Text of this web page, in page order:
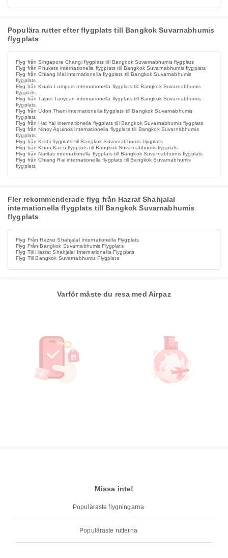
Populära rutter efter flygplats till Bangkok Suvarnabhumis
flygplats
Flyg från Singapore Changi flygplats till Bangkok Suvarnabhumis flygplats
Flyg från Phukets internationella flygplats till Bangkok Suvarnabhumis flygplats
Flyg från Chiang Mai internationella flygplats till Bangkok Suvarnabhumis
flygplats
Flyg från Kuala Lumpurs internationella flygplats till Bangkok Suvarnabhumis
flygplats
Flyg från Taipei Taoyuan internationella flygplats till Bangkok Suvarnabhumis
flygplats
Flyg från Udon Thani internationella flygplats till Bangkok Suvarnabhumis
flygplats
Flyg från Hat Yai internationella flygplats till Bangkok Suvarnabhumis flygplats
Flyg från Ninoy Aquinos internationella flygplats till Bangkok Suvarnabhumis
flygplats
Flyg från Krabi flygplats till Bangkok Suvarnabhumis flygplats
Flyg från Khon Kaen flygplats till Bangkok Suvarnabhumis flygplats
Flyg från Naritas internationella flygplats till Bangkok Suvarnabhumis flygplats
Flyg från Chiang Rai internationella flygplats till Bangkok Suvarnabhumis
flygplats
Fler rekommenderade flyg från Hazrat Shahjalal
internationella flygplats till Bangkok Suvarnabhumis
flygplats
Flyg Från Hazrat Shahjalal Internationella Flygplats
Flyg Från Bangkok Suvarnabhumis Flygplats
Flyg Till Hazrat Shahjalal Internationella Flygplats
Flyg Till Bangkok Suvarnabhumis Flygplats
Varför måste du resa med Airpaz
Missa inte!
Populäraste flygningarna
Populäraste rutterna